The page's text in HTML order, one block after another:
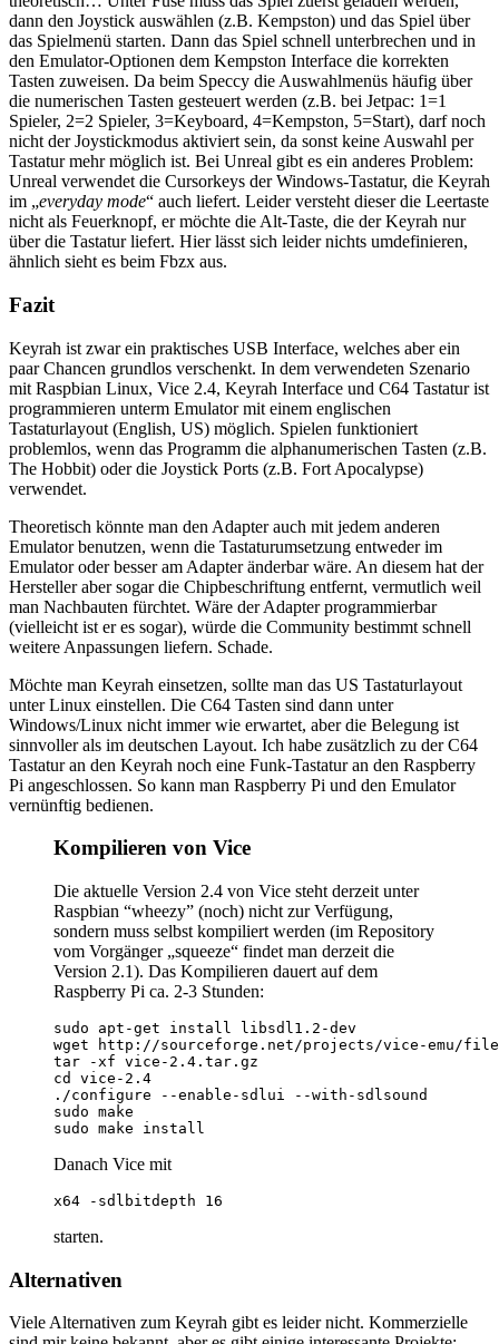
dann den Joystick auswählen (z.B. Kempston) und das Spiel über
das Spielmenü starten. Dann das Spiel schnell unterbrechen und in
den Emulator-Optionen dem Kempston Interface die korrekten
Tasten zuweisen. Da beim Speccy die Auswahlmenüs häufig über
die numerischen Tasten gesteuert werden (z.B. bei Jetpac: 1=1
Spieler, 2=2 Spieler, 3=Keyboard, 4=Kempston, 5=Start), darf noch
nicht der Joystickmodus aktiviert sein, da sonst keine Auswahl per
Tastatur mehr möglich ist. Bei Unreal gibt es ein anderes Problem:
Unreal verwendet die Cursorkeys der Windows-Tastatur, die Keyrah
im „everyday mode“ auch liefert. Leider versteht dieser die Leertaste
nicht als Feuerknopf, er möchte die Alt-Taste, die der Keyrah nur
über die Tastatur liefert. Hier lässt sich leider nichts umdefinieren,
ähnlich sieht es beim Fbzx aus.
Fazit
Keyrah ist zwar ein praktisches USB Interface, welches aber ein
paar Chancen grundlos verschenkt. In dem verwendeten Szenario
mit Raspbian Linux, Vice 2.4, Keyrah Interface und C64 Tastatur ist
programmieren unterm Emulator mit einem englischen
Tastaturlayout (English, US) möglich. Spielen funktioniert
problemlos, wenn das Programm die alphanumerischen Tasten (z.B.
The Hobbit) oder die Joystick Ports (z.B. Fort Apocalypse)
verwendet.
Theoretisch könnte man den Adapter auch mit jedem anderen
Emulator benutzen, wenn die Tastaturumsetzung entweder im
Emulator oder besser am Adapter änderbar wäre. An diesem hat der
Hersteller aber sogar die Chipbeschriftung entfernt, vermutlich weil
man Nachbauten fürchtet. Wäre der Adapter programmierbar
(vielleicht ist er es sogar), würde die Community bestimmt schnell
weitere Anpassungen liefern. Schade.
Möchte man Keyrah einsetzen, sollte man das US Tastaturlayout
unter Linux einstellen. Die C64 Tasten sind dann unter
Windows/Linux nicht immer wie erwartet, aber die Belegung ist
sinnvoller als im deutschen Layout. Ich habe zusätzlich zu der C64
Tastatur an den Keyrah noch eine Funk-Tastatur an den Raspberry
Pi angeschlossen. So kann man Raspberry Pi und den Emulator
vernünftig bedienen.
Kompilieren von Vice
Die aktuelle Version 2.4 von Vice steht derzeit unter
Raspbian “wheezy” (noch) nicht zur Verfügung,
sondern muss selbst kompiliert werden (im Repository
vom Vorgänger „squeeze“ findet man derzeit die
Version 2.1). Das Kompilieren dauert auf dem
Raspberry Pi ca. 2-3 Stunden:
sudo apt-get install libsdl1.2-dev
wget http://sourceforge.net/projects/vice-emu/
tar -xf vice-2.4.tar.gz
cd vice-2.4
./configure --enable-sdlui --with-sdlsound
sudo make
sudo make install
Danach Vice mit
x64 -sdlbitdepth 16
starten.
Alternativen
Viele Alternativen zum Keyrah gibt es leider nicht. Kommerzielle